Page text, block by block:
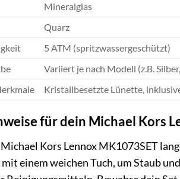
Mineralglas
Quarz
5 ATM (spritzwassergeschützt)
Variiert je nach Modell (z.B.
Kristallbesetzte Lünette,
für dein Michael Kors
Kors Lennox MK1073SET
einem weichen Tuch, um Staub